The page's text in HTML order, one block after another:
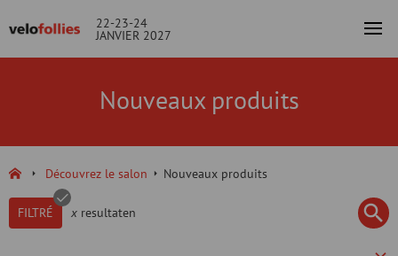
22-23-24
JANVIER 2027
Nouveaux produits
Découvrez le salon Nouveaux produits
FILTRÉ x resultaten